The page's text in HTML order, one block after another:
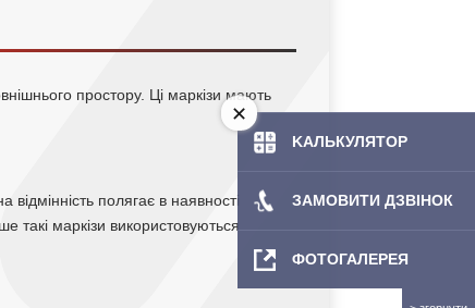
простору. Ці маркізи мають
полягає в наявності
такі маркізи використовуються
KAЛЬКУЛЯТOP
ЗАМОВИТИ ДЗВІНОК
ФОТОГАЛЕРЕЯ